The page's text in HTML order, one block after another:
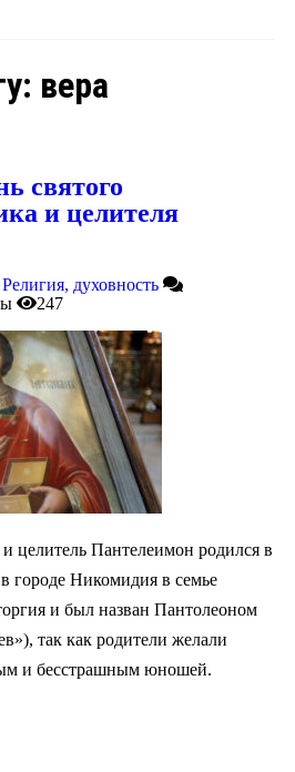
вера
святого
и целителя
Религия, духовность
247
целитель Пантелеимон родился в
Никомидия в семье
и был назван Пантолеоном
так как родители желали
и бесстрашным юношей.